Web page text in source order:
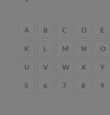
A B C D E
K L M N O
U V W X Y
5 6 7 8 9